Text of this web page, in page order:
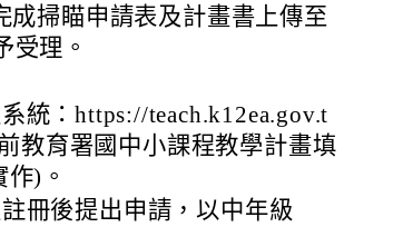
成掃瞄申請表及計畫書上傳至
受理。
統：https://teach.k12ea.gov.t
教育署國中小課程教學計畫填
)。
冊後提出申請，以中年級